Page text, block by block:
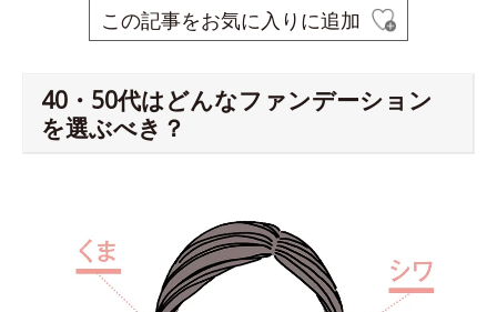
この記事をお気に入りに追加
40・50代はどんなファンデーション
を選ぶべき？